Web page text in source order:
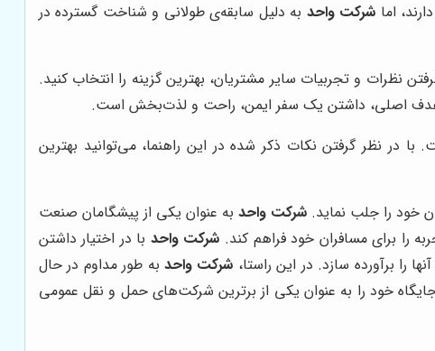
اما شرکت واحد به دلیل سابقه‌ی طولانی و شناخت گسترده در
نظرات و تجربیات سایر مشتریان، بهترین گزینه را انتخاب کنید.
هدف اصلی، داشتن یک سفر ایمن، راحت و لذت‌بخش است.
نظر گرفتن نکات ذکر شده در این راهنما، می‌توانید بهترین
خود را جلب نماید. شرکت واحدبه عنوان یکی از پیشگامان صنعت
را برای مسافران خود فراهم کند. شرکت واحد با در اختیار داشتن
را برآورده سازد. در این راستا، شرکت واحد به طور مداوم در حال
جایگاه خود را به عنوان یکی از برترین شرکت‌های حمل و نقل عمومی